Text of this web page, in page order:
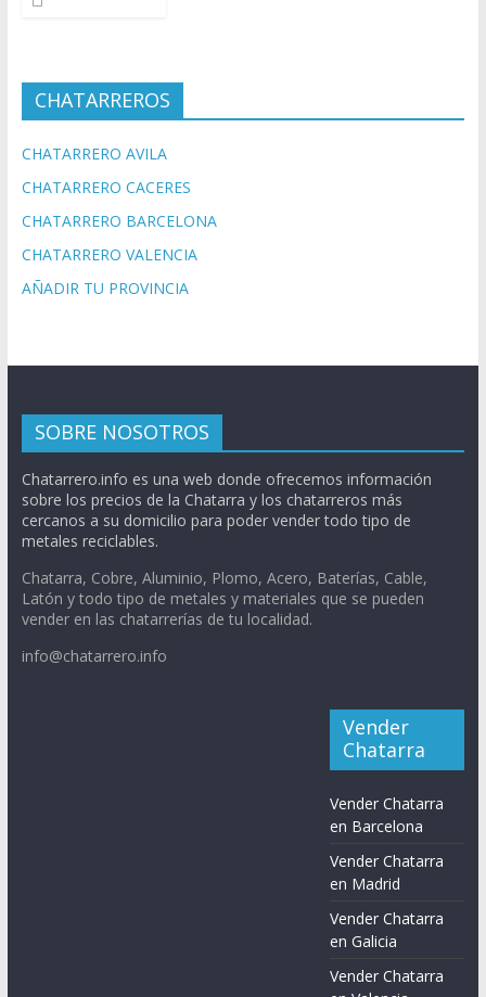
CHATARREROS
CHATARRERO AVILA
CHATARRERO CACERES
CHATARRERO BARCELONA
CHATARRERO VALENCIA
AÑADIR TU PROVINCIA
SOBRE NOSOTROS
Chatarrero.info es una web donde ofrecemos información
sobre los precios de la Chatarra y los chatarreros más
cercanos a su domicilio para poder vender todo tipo de
metales reciclables.
Chatarra, Cobre, Aluminio, Plomo, Acero, Baterías, Cable,
Latón y todo tipo de metales y materiales que se pueden
vender en las chatarrerías de tu localidad.
info@chatarrero.info
Vender
Chatarra
Vender Chatarra
en Barcelona
Vender Chatarra
en Madrid
Vender Chatarra
en Galicia
Vender Chatarra